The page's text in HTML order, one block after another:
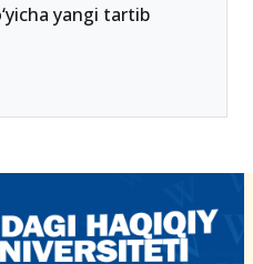
yangi tartib